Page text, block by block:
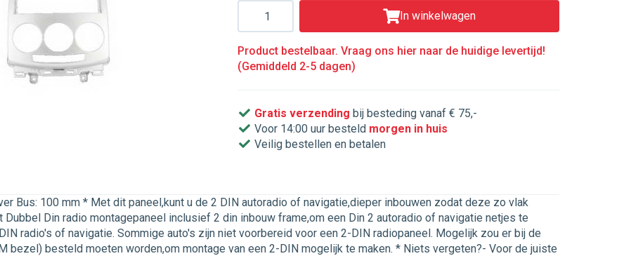
Aantal
In winkelwagen
Product bestelbaar. Vraag ons hier naar de huidige levertijd!
(Gemiddeld 2-5 dagen)
Gratis verzending bij besteding vanaf € 75,-
Voor 14:00 uur besteld morgen in huis
Veilig bestellen en betalen
Bus: 100 mm * Met dit paneel,kunt u de 2 DIN autoradio of navigatie,dieper inbouwen zodat deze zo vlak
Din radio montagepaneel inclusief 2 din inbouw frame,om een Din 2 autoradio of navigatie netjes te
radio's of navigatie. Sommige auto's zijn niet voorbereid voor een 2-DIN radiopaneel. Mogelijk zou er bij de
bezel) besteld moeten worden,om montage van een 2-DIN mogelijk te maken. * Niets vergeten?- Voor de juiste